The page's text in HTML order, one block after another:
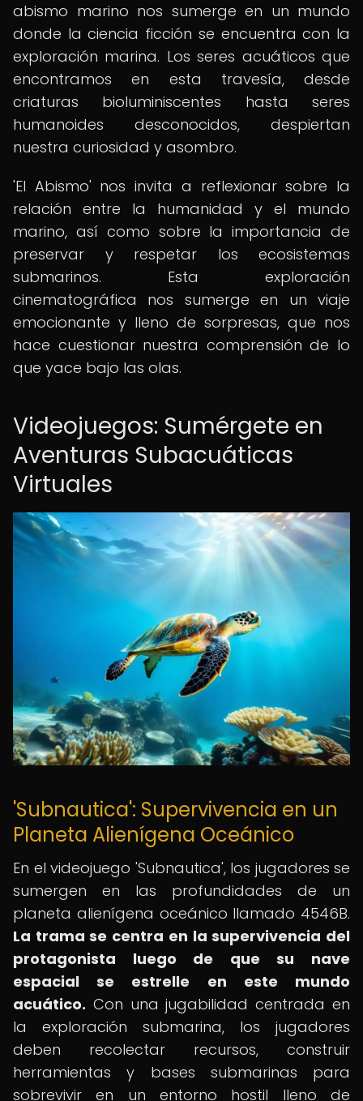
abismo marino nos sumerge en un mundo
donde la ciencia ficción se encuentra con la
exploración marina. Los seres acuáticos que
encontramos en esta travesía, desde
criaturas bioluminiscentes hasta seres
humanoides desconocidos, despiertan
nuestra curiosidad y asombro.
'El Abismo' nos invita a reflexionar sobre la
relación entre la humanidad y el mundo
marino, así como sobre la importancia de
preservar y respetar los ecosistemas
submarinos. Esta exploración
cinematográfica nos sumerge en un viaje
emocionante y lleno de sorpresas, que nos
hace cuestionar nuestra comprensión de lo
que yace bajo las olas.
Videojuegos: Sumérgete en
Aventuras Subacuáticas
Virtuales
'Subnautica': Supervivencia en un
Planeta Alienígena Oceánico
En el videojuego 'Subnautica', los jugadores se
sumergen en las profundidades de un
planeta alienígena oceánico llamado 4546B.
La trama se centra en la supervivencia del
protagonista luego de que su nave
espacial se estrelle en este mundo
acuático. Con una jugabilidad centrada en
la exploración submarina, los jugadores
deben recolectar recursos, construir
herramientas y bases submarinas para
sobrevivir en un entorno hostil lleno de